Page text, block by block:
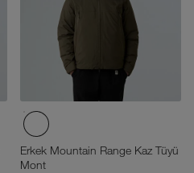
Erkek Mountain Range Kaz Tüyü
Mont